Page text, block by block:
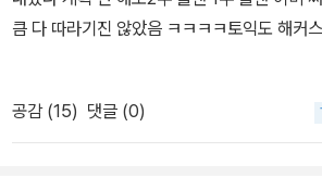
큼 다 따라기진 않았음 ㅋㅋㅋㅋ토익도 해커
데 하루당 공부시간이 많지는 않아서 헐렁한
도움 됐던 부분은 서베이쪽에서 나오는 질문
질문유형이 잘 정리된 느낌?기출문제집 같은
공감 (15) 댓글 (0)